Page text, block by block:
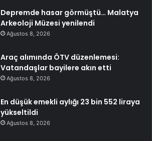
Depremde hasar görmüştü… Malatya
Arkeoloji Müzesi yenilendi
Ağustos 8, 2026
Araç alımında ÖTV düzenlemesi:
Vatandaşlar bayilere akın etti
Ağustos 8, 2026
En düşük emekli aylığı 23 bin 552 liraya
yükseltildi
Ağustos 8, 2026